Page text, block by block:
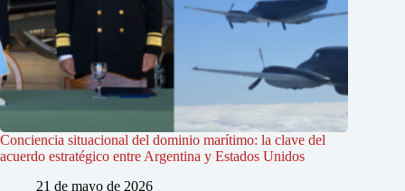
Conciencia situacional del dominio marítimo: la clave del
acuerdo estratégico entre Argentina y Estados Unidos
21 de mayo de 2026